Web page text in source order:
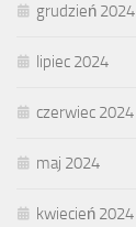
grudzień 2024
lipiec 2024
czerwiec 2024
maj 2024
kwiecień 2024